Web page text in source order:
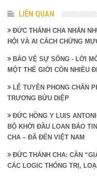
LIÊN QUAN
ĐỨC THÁNH CHA NHẮN
HỘI VÀ AI CÁCH CHỪNG
BẢO VỆ SỰ SỐNG - LỜI
MỘT THẾ GIỚI CÒN NHIỀU
LỄ TUYÊN PHONG CHÂN
TRƯƠNG BỬU DIỆP
ĐỨC HỒNG Y LUIS
BỘ KHỞI ĐẦU LOAN BÁO
CHA – ĐÃ ĐẾN VIỆT NAM
ĐỨC THÁNH CHA: CẦN
CÁC LOGIC THỐNG TRỊ,